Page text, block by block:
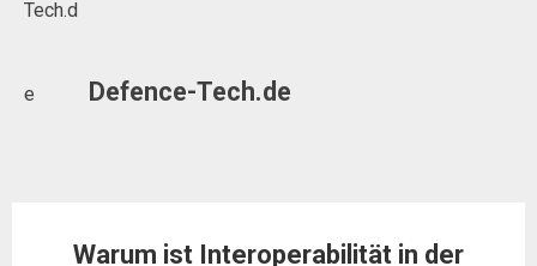
Defence-Tech.de
Warum ist Interoperabilität in der